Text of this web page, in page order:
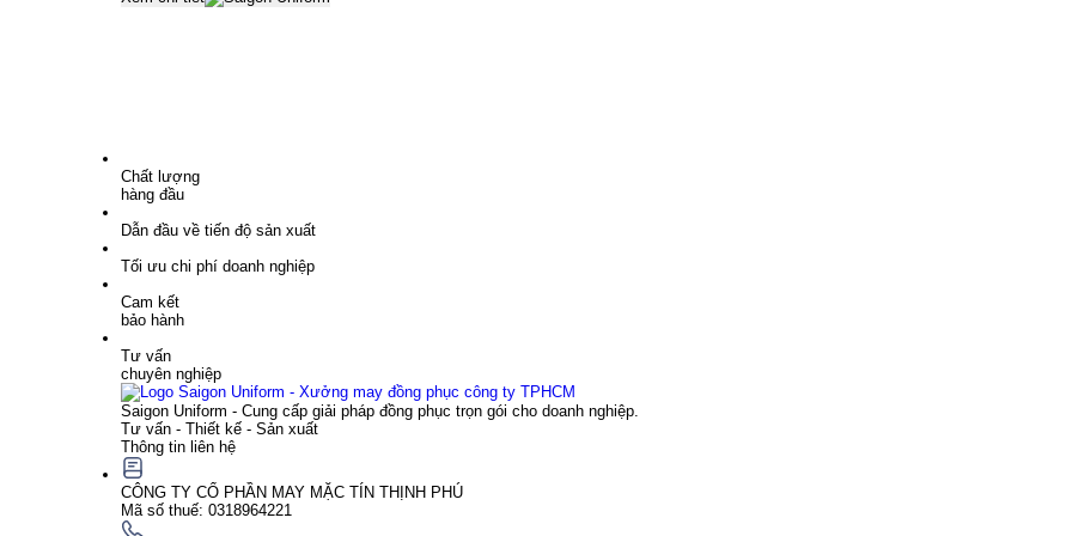
Chất lượng
hàng đầu
Dẫn đầu về tiến độ sản xuất
Tối ưu chi phí doanh nghiệp
Cam kết
bảo hành
Tư vấn
chuyên nghiệp
Saigon Uniform - Cung cấp giải pháp đồng phục trọn gói cho doanh nghiệp.
Tư vấn - Thiết kế - Sản xuất
Thông tin liên hệ
CÔNG TY CỔ PHẦN MAY MẶC TÍN THỊNH PHÚ
Mã số thuế: 0318964221